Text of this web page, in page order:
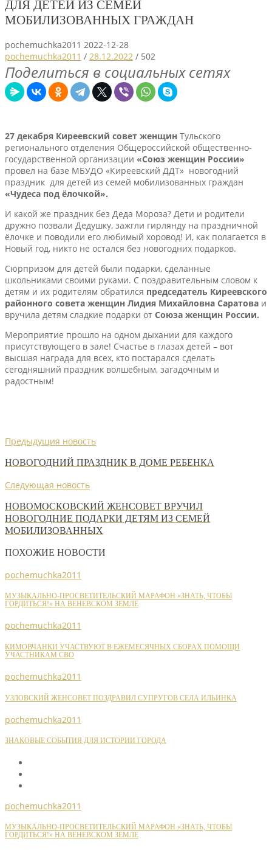
ДЛЯ ДЕТЕЙ ИЗ СЕМЕЙ
МОБИЛИЗОВАННЫХ ГРАЖДАН
pochemuchka2011 2022-12-28
pochemuchka2011 / 28.12.2022 / 502
Поделиться в социальных сетях
27 декабря Киреевский совет женщин Тульского
регионального отделения Общероссийской общественно-
государственной организации «Союз женщин России»
провел на базе МБУДО «Киреевский ДДТ» новогодний
праздник для детей из семей мобилизованных граждан
«Чудеса под ёлочкой».
И какой же праздник без Деда Мороза? Дети и родители
дружно позвали Дедушку, зажгли гирлянду на праздничной
ёлочке и поводили его любимый хоровод! И, как полагается в
Новый год, никто не остался без новогодних подарков.
Сюрпризом для детей были подарки, сделанные
школьниками своими руками. С поздравительным словом к
детям и их родителям обратился председатель Киреевского
районного совета женщин Лидия Михайловна Саратова и
вручила детям сладкие подарки от Союза женщин России.
Мероприятие прошло на одном дыхании для каждого
присутствующего в зале! Счастье в глазах детей – вот
высшая награда для всех, кто постарался сделать
сегодняшний праздник волшебным, загадочным и
радостным!
Предыдущия новость
НОВОГОДНИЙ ПРАЗДНИК В ДОМЕ РЕБЕНКА
Следующая новость
НОВОМОСКОВСКИЙ ЖЕНСОВЕТ ВРУЧИЛ
НОВОГОДНИЕ ПОДАРКИ ДЕТЯМ ИЗ СЕМЕЙ
МОБИЛИЗОВАННЫХ
ПОХОЖИЕ НОВОСТИ
pochemuchka2011
МУЗЫКАЛЬНО-ПРОСВЕТИТЕЛЬСКИЙ МАРАФОН «ЗНАТЬ, ЧТОБЫ
ГОРДИТЬСЯ!» НА ВЕНЕВСКОМ ЗЕМЛЕ
pochemuchka2011
КИМОВЧАНКИ УЧАСТВУЮТ В ЕЖЕМЕСЯЧНЫХ СБОРАХ ПОМОЩИ
УЧАСТНИКАМ СВО
pochemuchka2011
УЗЛОВСКИЙ ЖЕНСОВЕТ ПОЗДРАВИЛ СУПРУГОВ СЕЛА ИЛЬИНКА
pochemuchka2011
ЗНАКОВЫЕ СОБЫТИЯ ДЛЯ ИСТОРИИ ГОРОДА
pochemuchka2011
МУЗЫКАЛЬНО-ПРОСВЕТИТЕЛЬСКИЙ МАРАФОН «ЗНАТЬ, ЧТОБЫ
ГОРДИТЬСЯ!» НА ВЕНЕВСКОМ ЗЕМЛЕ